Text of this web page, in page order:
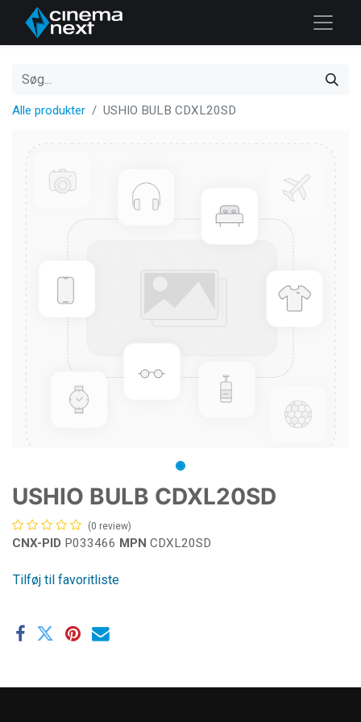
Alle produkter USHIO BULB CDXL20SD
USHIO BULB CDXL20SD
(0 review)
CNX-PID P033466 MPN CDXL20SD
Tilføj til favoritliste